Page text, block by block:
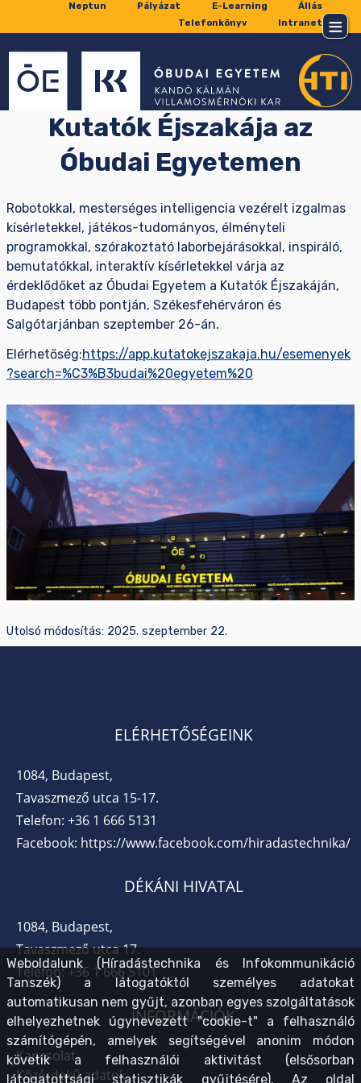
Neptun Pályázat E-Learning
Állás
Telefonkönyv
Intranet
Kutatók Éjszakája az
Óbudai Egyetemen
Robotokkal, mesterséges intelligencia vezérelt izgalmas
kísérletekkel, játékos-tudományos, élményteli
programokkal, szórakoztató laborbejárásokkal, inspiráló,
bemutatókkal, interaktív kísérletekkel várja az
érdeklődőket az Óbudai Egyetem a Kutatók Éjszakáján,
Budapest több pontján, Székesfehérváron és
Salgótarjánban szeptember 26-án.
Elérhetőség:https://app.kutatokejszakaja.hu/esemenyek
?search=%C3%B3budai%20egyetem%20
Utolsó módosítás: 2025. szeptember 22.
ELÉRHETŐSÉGEINK
1084, Budapest,
Tavaszmező utca 15-17.
Telefon: +36 1 666 5131
Facebook: https://www.facebook.com/hiradastechnika/
DÉKÁNI HIVATAL
1084, Budapest,
Tavaszmező utca 17.
Telefon:+36 1 666 5101
INFORMÁCIÓK
Kapcsolat
Közérdekű adatok
Weboldalunk (Híradástechnika és Infokommunikáció
Tanszék) a látogatóktól személyes adatokat
automatikusan nem gyűjt, azonban egyes szolgáltatások
elhelyezhetnek úgynevezett "cookie-t" a felhasználó
számítógépén, amelyek segítségével anonim módon
követik a felhasználói aktivitást (elsősorban
látogatottsági statisztikák gyűjtésére). Az oldal